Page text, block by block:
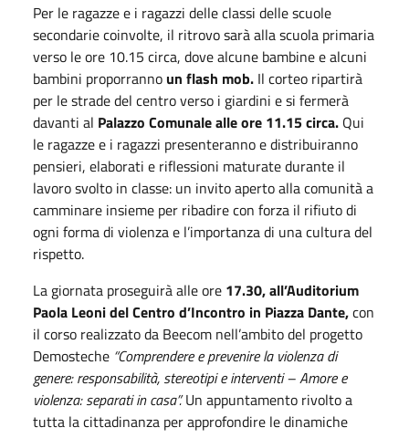
Per le ragazze e i ragazzi delle classi delle scuole
secondarie coinvolte, il ritrovo sarà alla scuola primaria
verso le ore 10.15 circa, dove alcune bambine e alcuni
bambini proporranno un flash mob. Il corteo ripartirà
per le strade del centro verso i giardini e si fermerà
davanti al Palazzo Comunale alle ore 11.15 circa. Qui
le ragazze e i ragazzi presenteranno e distribuiranno
pensieri, elaborati e riflessioni maturate durante il
lavoro svolto in classe: un invito aperto alla comunità a
camminare insieme per ribadire con forza il rifiuto di
ogni forma di violenza e l’importanza di una cultura del
rispetto.
La giornata proseguirà alle ore 17.30, all’Auditorium
Paola Leoni del Centro d’Incontro in Piazza Dante,con
il corso realizzato da Beecom nell’ambito del progetto
Demosteche “Comprendere e prevenire la violenza di
genere: responsabilità, stereotipi e interventi – Amore e
violenza: separati in casa”.Un appuntamento rivolto a
tutta la cittadinanza per approfondire le dinamiche